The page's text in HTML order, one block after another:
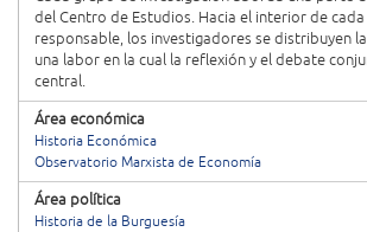
del Centro de Estudios. Hacia el interior de
responsable, los investigadores se distribuyen
una labor en la cual la reflexión y el debate
central.
Área económica
Historia Económica
Observatorio Marxista de Economía
Área política
Historia de la Burguesía